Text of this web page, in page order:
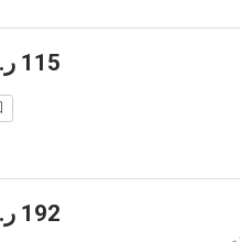
115 ر.ع.
192 ر.ع.